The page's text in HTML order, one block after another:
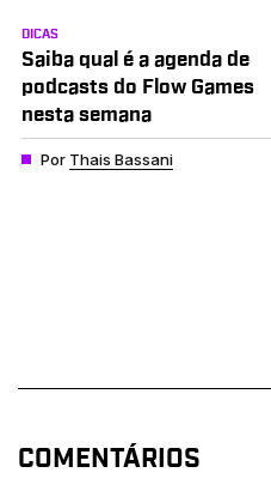
DICAS
Saiba qual é a agenda de
podcasts do Flow Games
nesta semana
Por Thais Bassani
COMENTÁRIOS